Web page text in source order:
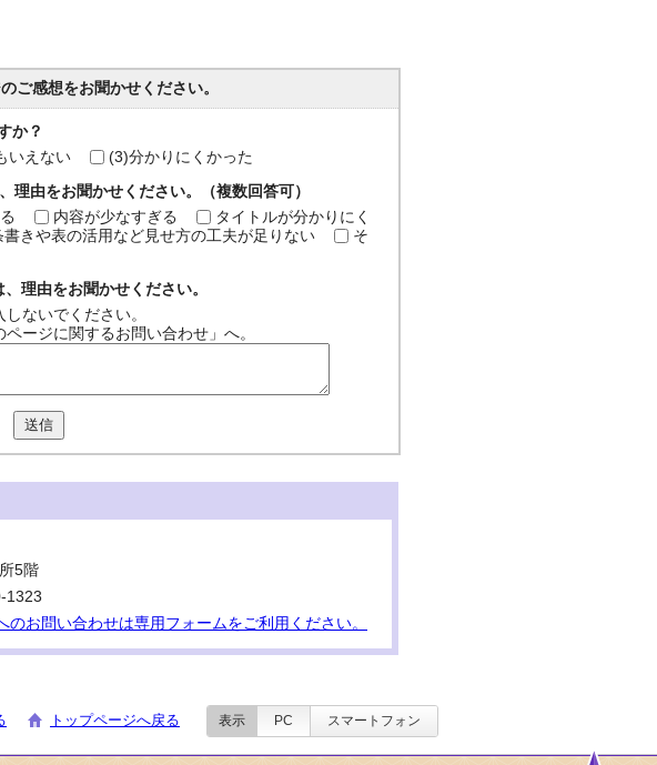
ご感想をお聞かせください。
か？
いえない (3)分かりにくかった
由をお聞かせください。（複数回答可）
内容が少なすぎる
タイトルが分かりにく
書きや表の活用など見せ方の工夫が足りない
そ
理由をお聞かせください。
ないでください。
ージに関するお問い合わせ」へ。
送信
5階
1323
お問い合わせは専用フォームをご利用ください。
トップページへ戻る 表示 PC スマートフォン